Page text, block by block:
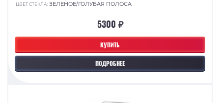
КУПИТЬ
ПОДРОБНЕЕ
ЦВЕТ СТЕКЛА:ЗЕЛЕНОЕ/ГОЛУБАЯ ПОЛОСА
5300 ₽